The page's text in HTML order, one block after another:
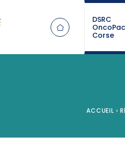
DSRC
Corse
ACCUEIL ›